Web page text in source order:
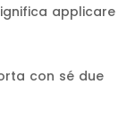
applicare
con sé due